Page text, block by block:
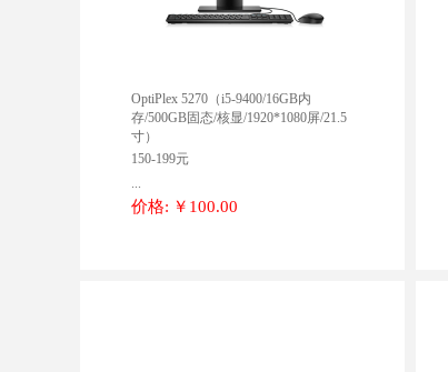
OptiPlex 5270（i5-9400/16GB内
存/500GB固态/核显/1920*1080屏/21.5
寸）
150-199元
...
价格: ￥100.00